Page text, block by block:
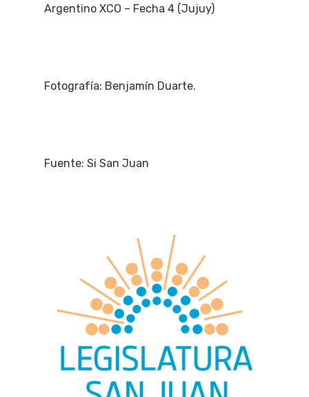
Argentino XCO – Fecha 4 (Jujuy)
Fotografía: Benjamín Duarte.
Fuente: Si San Juan